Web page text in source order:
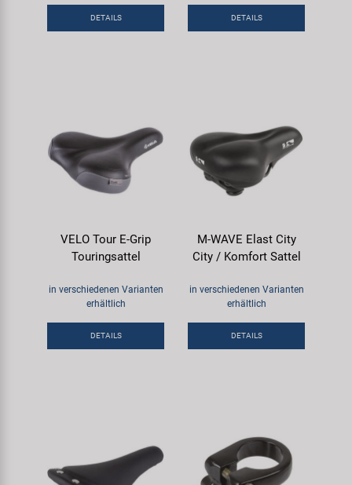
DETAILS DETAILS
VELO Tour E-Grip
Touringsattel
in verschiedenen Varianten
erhältlich
DETAILS
M-WAVE Elast City
City / Komfort Sattel
in verschiedenen Varianten
erhältlich
DETAILS